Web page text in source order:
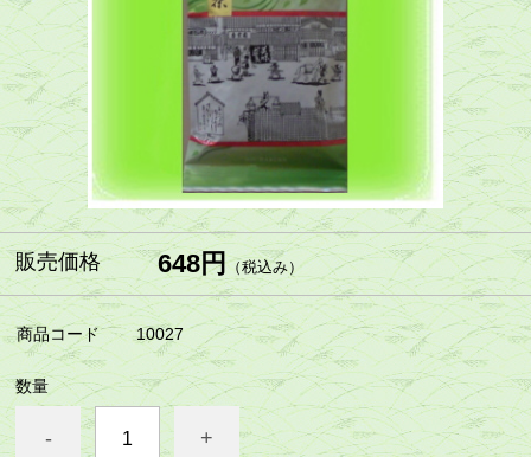
販売価格 648円（税込み）
商品コード 10027
数量
- +